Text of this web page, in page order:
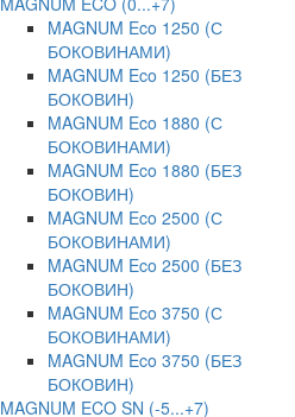
MAGNUM Eco 1250 (С
БОКОВИНАМИ)
MAGNUM Eco 1250 (БЕЗ
БОКОВИН)
MAGNUM Eco 1880 (С
БОКОВИНАМИ)
MAGNUM Eco 1880 (БЕЗ
БОКОВИН)
MAGNUM Eco 2500 (С
БОКОВИНАМИ)
MAGNUM Eco 2500 (БЕЗ
БОКОВИН)
MAGNUM Eco 3750 (С
БОКОВИНАМИ)
MAGNUM Eco 3750 (БЕЗ
БОКОВИН)
MAGNUM ECO SN (-5...+7)